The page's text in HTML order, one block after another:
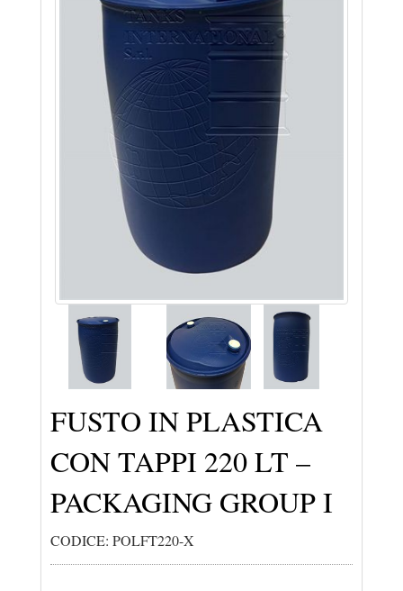
FUSTO IN PLASTICA
CON TAPPI 220 LT –
PACKAGING GROUP I
CODICE: POLFT220-X